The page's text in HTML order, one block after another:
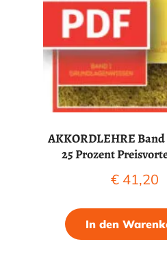
AKKORDLEHRE Band
25 Prozent
€ 41,20
In den